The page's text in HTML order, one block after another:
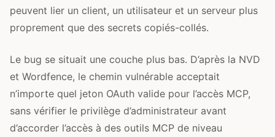
peuvent lier un client, un utilisateur et un serveur plus
proprement que des secrets copiés-collés.
Le bug se situait une couche plus bas. D’après la NVD
et Wordfence, le chemin vulnérable acceptait
n’importe quel jeton OAuth valide pour l’accès MCP,
sans vérifier le privilège d’administrateur avant
d’accorder l’accès à des outils MCP de niveau